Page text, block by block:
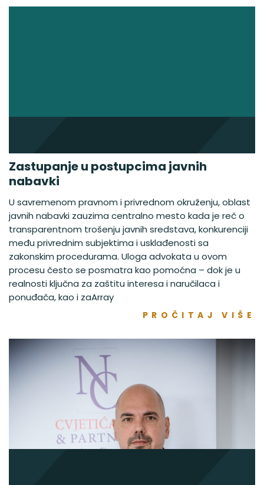
Zastupanje u postupcima javnih
nabavki
U savremenom pravnom i privrednom okruženju, oblast
javnih nabavki zauzima centralno mesto kada je reč o
transparentnom trošenju javnih sredstava, konkurenciji
među privrednim subjektima i usklađenosti sa
zakonskim procedurama. Uloga advokata u ovom
procesu često se posmatra kao pomoćna – dok je u
realnosti ključna za zaštitu interesa i naručilaca i
ponuđača, kao i zaArray
PROČITAJ VIŠE